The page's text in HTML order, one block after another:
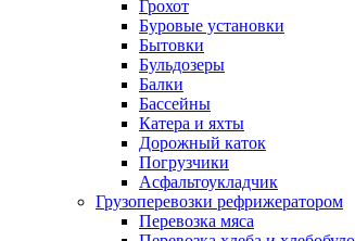
Грохот
Буровые установки
Бытовки
Бульдозеры
Балки
Бассейны
Катера и яхты
Дорожный каток
Погрузчики
Асфальтоукладчик
Грузоперевозки рефрижератором
Перевозка мяса